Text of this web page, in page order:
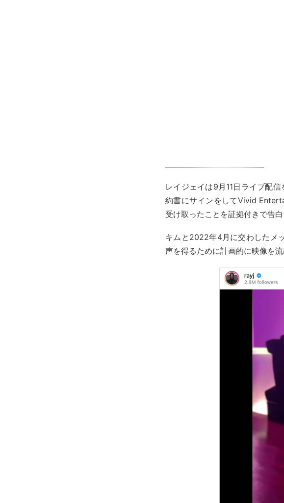
レイジェイは9月11日ライブ配
約書にサインをしてVivid
受け取ったことを証拠付きで告白
キムと2022年4月に交わしたメ
声を得るために計画的に映像を流